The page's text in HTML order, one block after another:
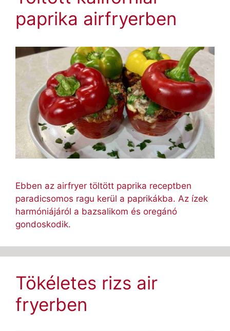
paprika airfryerben
Ebben az airfryer töltött paprika receptben
paradicsomos ragu kerül a paprikákba. Az ízek
harmóniájáról a bazsalikom és oregánó
gondoskodik.
Tökéletes rizs air
fryerben